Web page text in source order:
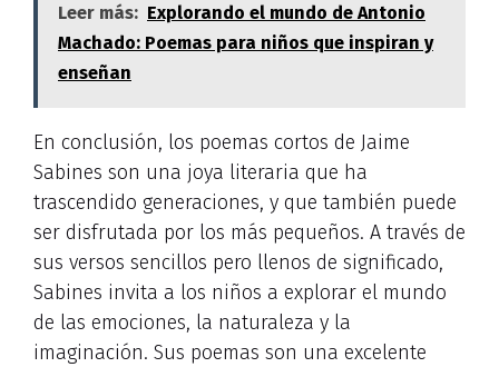
Leer más: Explorando el mundo de Antonio
Machado: Poemas para niños que inspiran y
enseñan
En conclusión, los poemas cortos de Jaime
Sabines son una joya literaria que ha
trascendido generaciones, y que también puede
ser disfrutada por los más pequeños. A través de
sus versos sencillos pero llenos de significado,
Sabines invita a los niños a explorar el mundo
de las emociones, la naturaleza y la
imaginación. Sus poemas son una excelente